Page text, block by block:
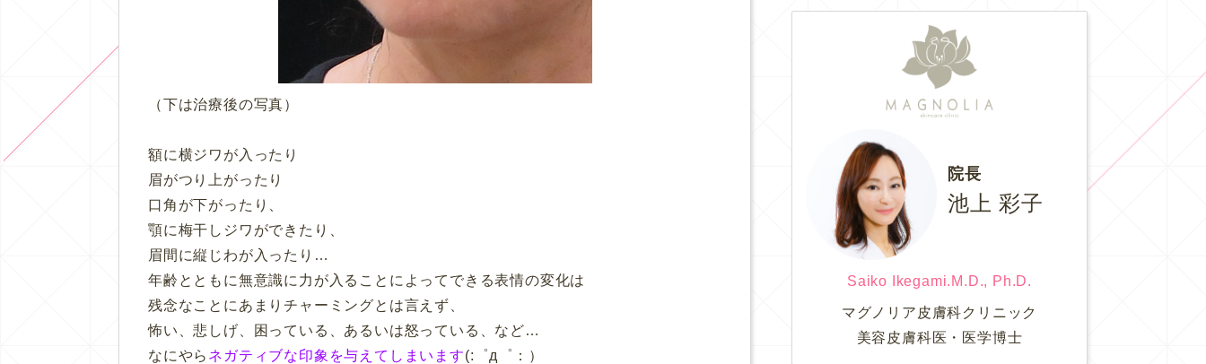
（下は治療後の写真）
額に横ジワが入ったり
眉がつり上がったり
口角が下がったり、
顎に梅干しジワができたり、
眉間に縦じわが入ったり…
年齢とともに無意識に力が入ることによってできる表情の変化は
残念なことにあまりチャーミングとは言えず、
怖い、悲しげ、困っている、あるいは怒っている、など…
なにやら ネガティブな印象を与えてしまいます(:゜д゜：）
院長
池上 彩子
Saiko Ikegami.M.D., Ph.D.
マグノリア皮膚科クリニック
美容皮膚科医・医学博士